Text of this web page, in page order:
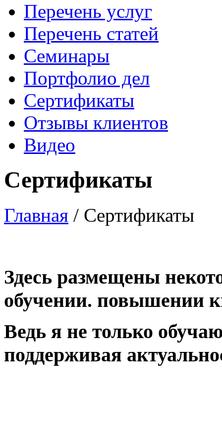
Перечень услуг
Перечень статей
Семинары
Портфолио дел
Сертификаты
Отзывы клиентов
Видео
Сертификаты
Главная / Сертификаты
Здесь размещены
обучении. повышении
Ведь я не только
поддерживая